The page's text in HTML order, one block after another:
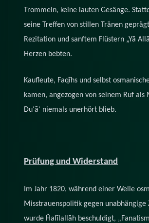
Trommeln, keine lauten Gesänge.
seine Treffen von stillen Tränen
Rezitation und sanftem Flüstern „Yā
Herzen bebten.
Kaufleute, Faqīhs und selbst
kamen, angezogen von seinem Ruf als
Duʿāʾ niemals unerhört blieb.
Prüfung und Widerstand
Im Jahr 1820, während einer Welle
Misstrauenspolitik gegen unabhängige
wurde Ḫalīlallāh beschuldigt,